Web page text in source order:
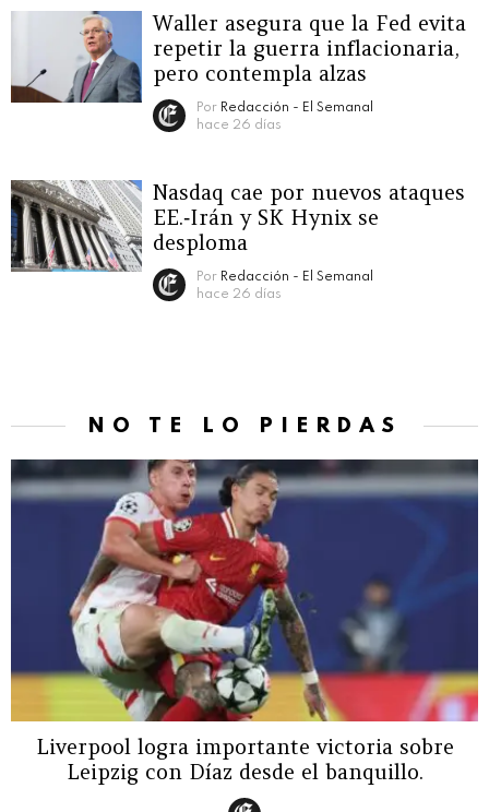
Waller asegura que la Fed evita
repetir la guerra inflacionaria,
pero contempla alzas
Por Redacción - El Semanal
hace 26 días
Nasdaq cae por nuevos ataques
EE.‑Irán y SK Hynix se
desploma
Por Redacción - El Semanal
hace 26 días
NO TE LO PIERDAS
Liverpool logra importante victoria sobre
Leipzig con Díaz desde el banquillo.